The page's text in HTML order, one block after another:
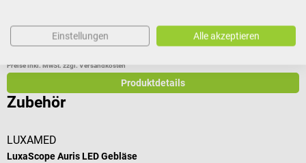
ab€ 2,15*
Preise inkl. MwSt. zzgl. Versandkosten
Produktdetails
Zubehör
LUXAMED
LuxaScope Auris LED Gebläse
Einstellungen Alle akzeptieren